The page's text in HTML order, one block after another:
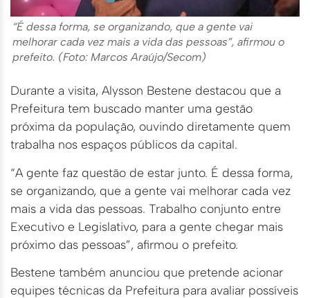
“É dessa forma, se organizando, que a gente vai
melhorar cada vez mais a vida das pessoas”, afirmou o
prefeito. (Foto: Marcos Araújo/Secom)
Durante a visita, Alysson Bestene destacou que a
Prefeitura tem buscado manter uma gestão
próxima da população, ouvindo diretamente quem
trabalha nos espaços públicos da capital.
“A gente faz questão de estar junto. É dessa forma,
se organizando, que a gente vai melhorar cada vez
mais a vida das pessoas. Trabalho conjunto entre
Executivo e Legislativo, para a gente chegar mais
próximo das pessoas”, afirmou o prefeito.
Bestene também anunciou que pretende acionar
equipes técnicas da Prefeitura para avaliar possíveis